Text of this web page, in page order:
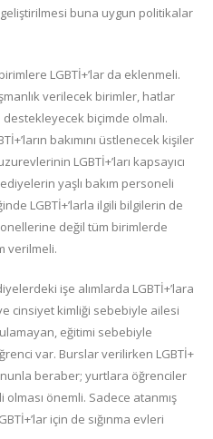
buna uygun politikalar
LGBTİ+’lar da eklenmeli.
verilecek birimler, hatlar
destekleyecek biçimde olmalı.
bakımını üstlenecek kişiler
LGBTİ+’ları kapsayıcı
yaşlı bakım personeli
LGBTİ+’larla ilgili bilgilerin de
değil tüm birimlerde
verilmeli.
işe alımlarda LGBTİ+’lara
cinsiyet kimliği sebebiyle ailesi
eğitimi sebebiyle
var. Burslar verilirken LGBTİ+
beraber; yurtlara öğrenciler
olması önemli. Sadece atanmış
için de sığınma evleri